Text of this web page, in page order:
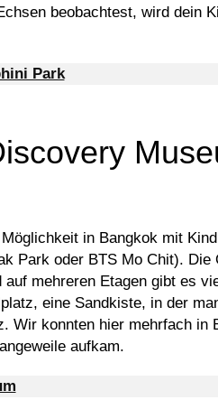
beobachtest, wird dein
in Bangkok mit
Park oder BTS Mo Chit).
auf mehreren Etagen gibt es
eine Sandkiste, in der
Wir konnten hier mehrfach in
aufkam.